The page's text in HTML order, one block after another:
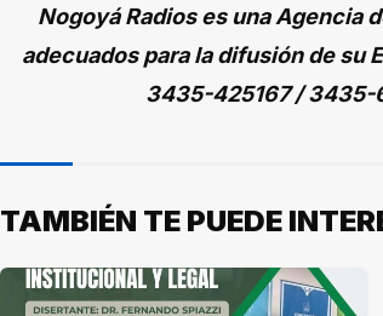
Nogoyá Radios es una Agencia
adecuados para la difusión de su
3435-425167 / 3435-
TAMBIÉN TE PUEDE